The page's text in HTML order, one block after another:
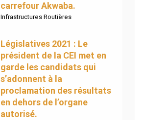
carrefour Akwaba.
Infrastructures Routières
Législatives 2021 : Le
président de la CEI met en
garde les candidats qui
s’adonnent à la
proclamation des résultats
en dehors de l’organe
autorisé.